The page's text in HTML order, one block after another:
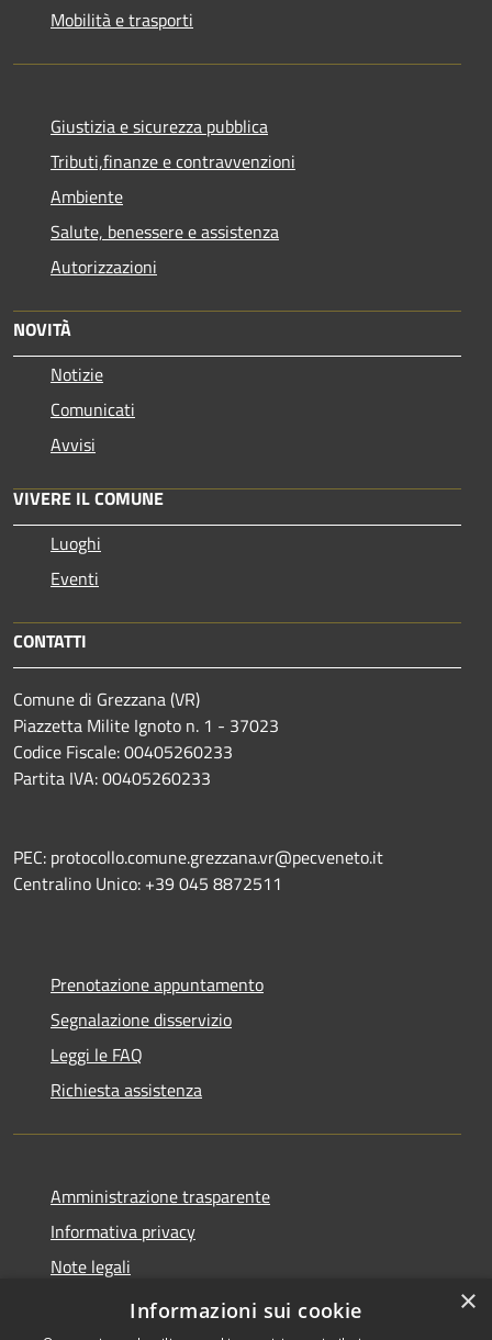
Mobilità e trasporti
Giustizia e sicurezza pubblica
Tributi,finanze e contravvenzioni
Ambiente
Salute, benessere e assistenza
Autorizzazioni
NOVITÀ
Notizie
Comunicati
Avvisi
VIVERE IL COMUNE
Luoghi
Eventi
CONTATTI
Comune di Grezzana (VR)
Piazzetta Milite Ignoto n. 1 - 37023
Codice Fiscale: 00405260233
Partita IVA: 00405260233
PEC: protocollo.comune.grezzana.vr@pecveneto.it
Centralino Unico: +39 045 8872511
Prenotazione appuntamento
Segnalazione disservizio
Leggi le FAQ
Richiesta assistenza
Amministrazione trasparente
Informativa privacy
Note legali
Dichiarazione di accessibilità
×
Informazioni sui cookie